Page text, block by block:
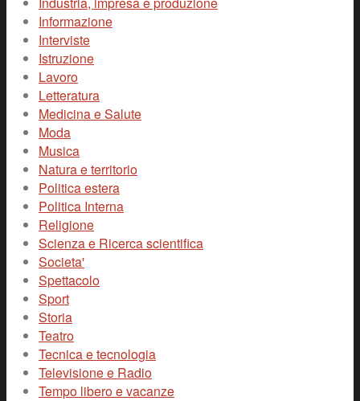
Informazione
Interviste
Istruzione
Lavoro
Letteratura
Medicina e Salute
Moda
Musica
Natura e territorio
Politica estera
Politica Interna
Religione
Scienza e Ricerca scientifica
Societa'
Spettacolo
Sport
Storia
Teatro
Tecnica e tecnologia
Televisione e Radio
Tempo libero e vacanze